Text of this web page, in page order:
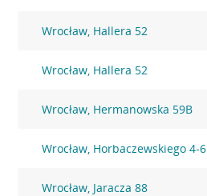
Wrocław, Hallera 52
Wrocław, Hallera 52
Wrocław, Hermanowska 59B
Wrocław, Horbaczewskiego 4-6
Wrocław, Jaracza 88